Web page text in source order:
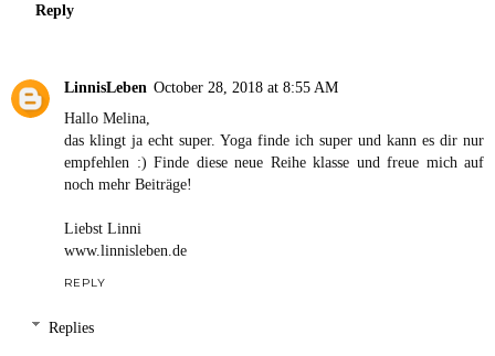
Reply
LinnisLeben October 28, 2018 at 8:55 AM
Hallo Melina,
das klingt ja echt super. Yoga finde ich super und kann es dir nur
empfehlen :) Finde diese neue Reihe klasse und freue mich auf
noch mehr Beiträge!
Liebst Linni
www.linnisleben.de
REPLY
Replies